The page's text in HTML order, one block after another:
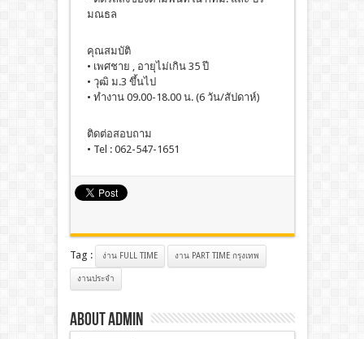
มณธล
คุณสมบัติ
• เพศชาย , อายุไม่เกิน 35 ปี
• วุฒิ ม.3 ขึ้นไป
• ทำงาน 09.00-18.00 น. (6 วัน/สัปดาห์)
ติดต่อสอบถาม
• Tel : 062-547-1651
Tag : ง่าน FULL TIME งาน PART TIME กรุงเทพ
งานประจํา
About admin